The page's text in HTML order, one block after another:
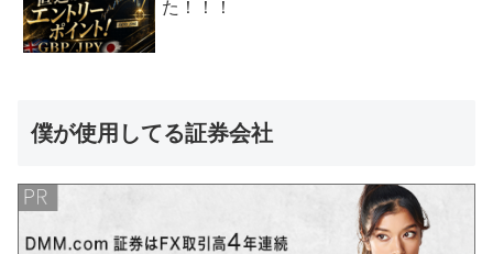
た！！！
僕が使用してる証券会社